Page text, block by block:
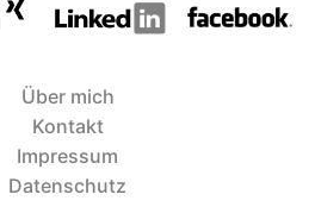
Über mich
Kontakt
Impressum
Datenschutz